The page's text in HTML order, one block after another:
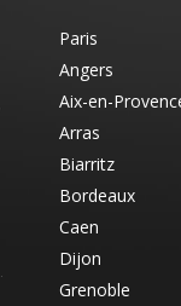
Paris
Angers
Aix-en-
Arras
Biarritz
Bordeaux
Caen
Dijon
Grenoble